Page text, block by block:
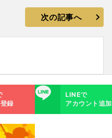
次の記事へ
録
LINE
LINEで
アカウント追加